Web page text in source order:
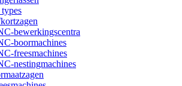
bewerkingscentra
boormachines
freesmachines
nestingmachines